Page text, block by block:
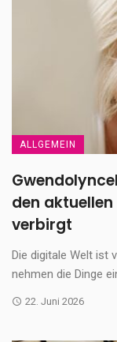
ALLGEMEIN
den
verbirgt
Die digitale Welt ist
nehmen die Dinge
22. Juni 2026